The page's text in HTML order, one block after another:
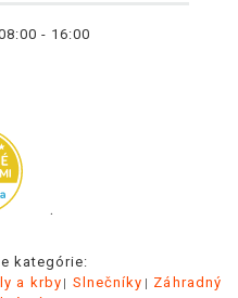
- 16:00
.
kategórie:
a krby Slnečníky
Záhradný